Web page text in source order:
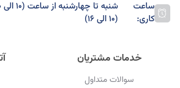
ساعت
کاری:
(۱۰ الی ۱۶)
خدمات مشتریان
سوالات متداول